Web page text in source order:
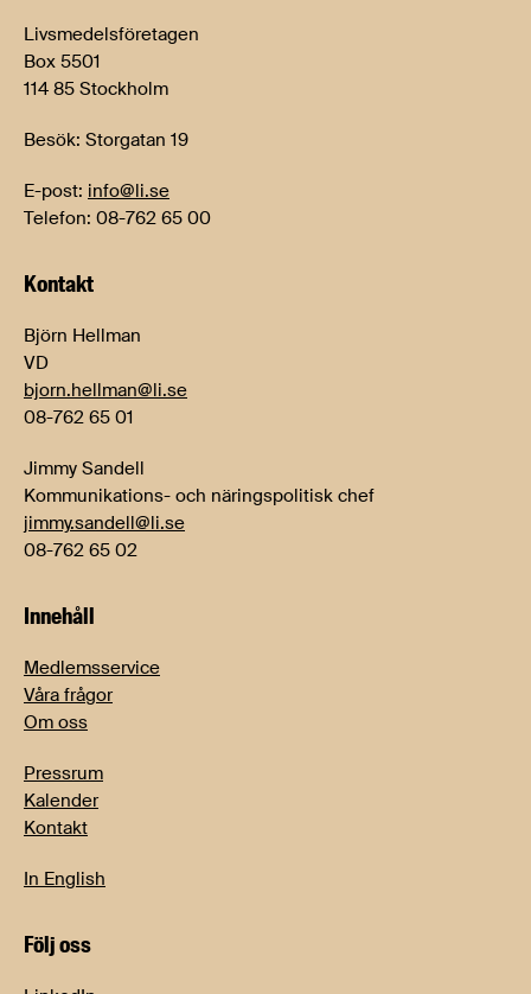
Livsmedelsföretagen
Box 5501
114 85 Stockholm
Besök: Storgatan 19
E-post: info@li.se
Telefon: 08-762 65 00
Kontakt
Björn Hellman
VD
bjorn.hellman@li.se
08-762 65 01
Jimmy Sandell
Kommunikations- och näringspolitisk chef
jimmy.sandell@li.se
08-762 65 02
Innehåll
Medlemsservice
Våra frågor
Om oss
Pressrum
Kalender
Kontakt
In English
Följ oss